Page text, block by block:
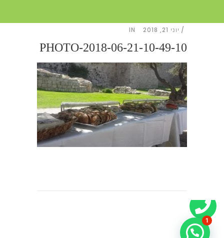
יוני 21, 2018 IN
PHOTO-2018-06-21-10-49-10
1